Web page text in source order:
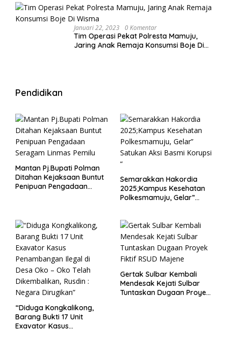
Januari 22, 2023 0 Komentar
Tim Operasi Pekat Polresta Mamuju,
Jaring Anak Remaja Konsumsi Boje Di
Pendidikan
Mantan Pj.Bupati Polman
Ditahan Kejaksaan Buntut
Penipuan Pengadaan
Semarakkan Hakordia
2025;Kampus Kesehatan
Polkesmamuju, Gelar”
“Diduga Kongkalikong,
Barang Bukti 17 Unit
Exavator Kasus
Gertak Sulbar Kembali
Mendesak Kejati Sulbar
Tuntaskan Dugaan Proyek